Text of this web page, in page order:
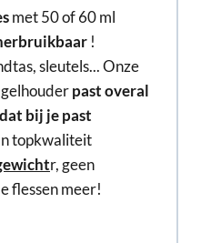
met 50 of 60 ml
!
sleutels... Onze
past overal
bij je past
topkwaliteit
r, geen
flessen meer!